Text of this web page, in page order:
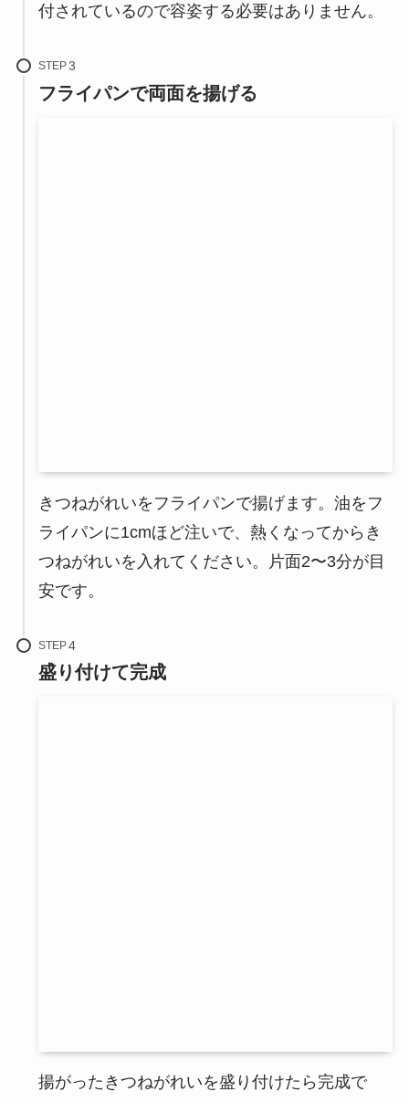
付されているので容姿する必要はありません。
STEP
フライパンで両面を揚げる
きつねがれいをフライパンで揚げます。油をフ
ライパンに1cmほど注いで、熱くなってからき
つねがれいを入れてください。片面2〜3分が目
安です。
STEP
盛り付けて完成
揚がったきつねがれいを盛り付けたら完成で